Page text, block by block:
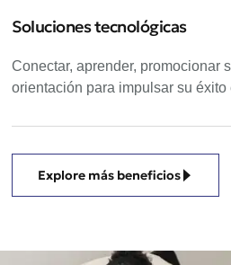
Soluciones tecnológicas
Conectar, aprender, promocionar
orientación para impulsar su éxito
Explore más beneficios